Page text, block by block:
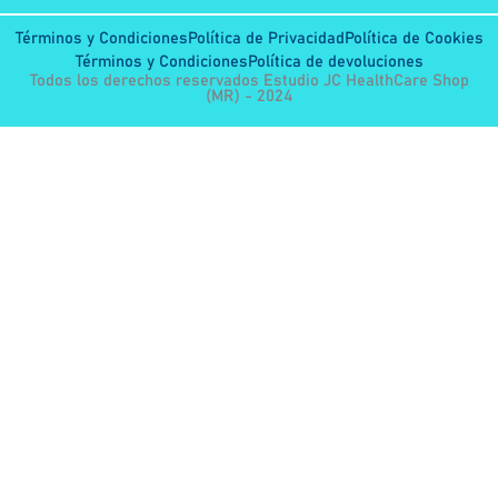
Términos y CondicionesPolítica de PrivacidadPolítica de Cookies
Términos y CondicionesPolítica de devoluciones
Todos los derechos reservados Estudio JC HealthCare Shop
(MR) - 2024